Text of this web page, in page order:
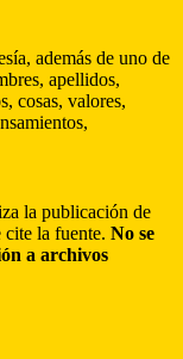
además de uno de
apellidos,
cosas, valores,
la publicación de
cite la fuente. No se
a archivos